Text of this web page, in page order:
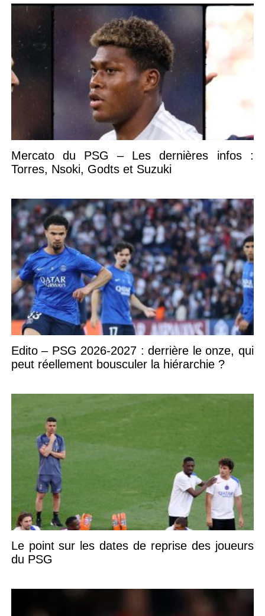
Mercato du PSG – Les dernières infos :
Torres, Nsoki, Godts et Suzuki
Edito – PSG 2026-2027 : derrière le onze, qui
peut réellement bousculer la hiérarchie ?
Le point sur les dates de reprise des joueurs
du PSG